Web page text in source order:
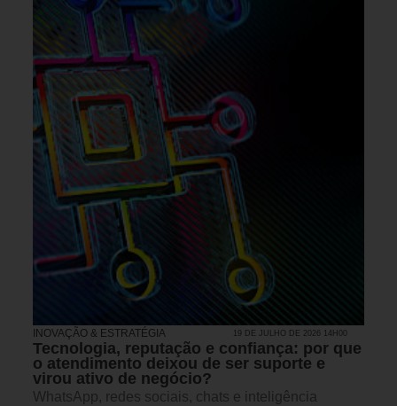
INOVAÇÃO & ESTRATÉGIA 19 DE JULHO DE 2026 14H00
Tecnologia, reputação e confiança: por que
o atendimento deixou de ser suporte e
virou ativo de negócio?
WhatsApp, redes sociais, chats e inteligência